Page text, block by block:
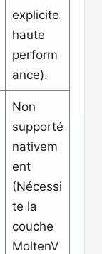
explicite
haute
perform
ance).
Non
supporté
nativem
ent
(Nécessi
te la
couche
MoltenV